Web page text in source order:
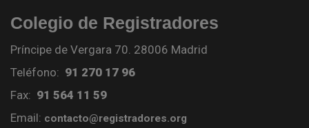
Colegio de Registradores
Príncipe de Vergara 70. 28006 Madrid
Teléfono: 91 270 17 96
Fax: 91 564 11 59
Email: contacto@registradores.org